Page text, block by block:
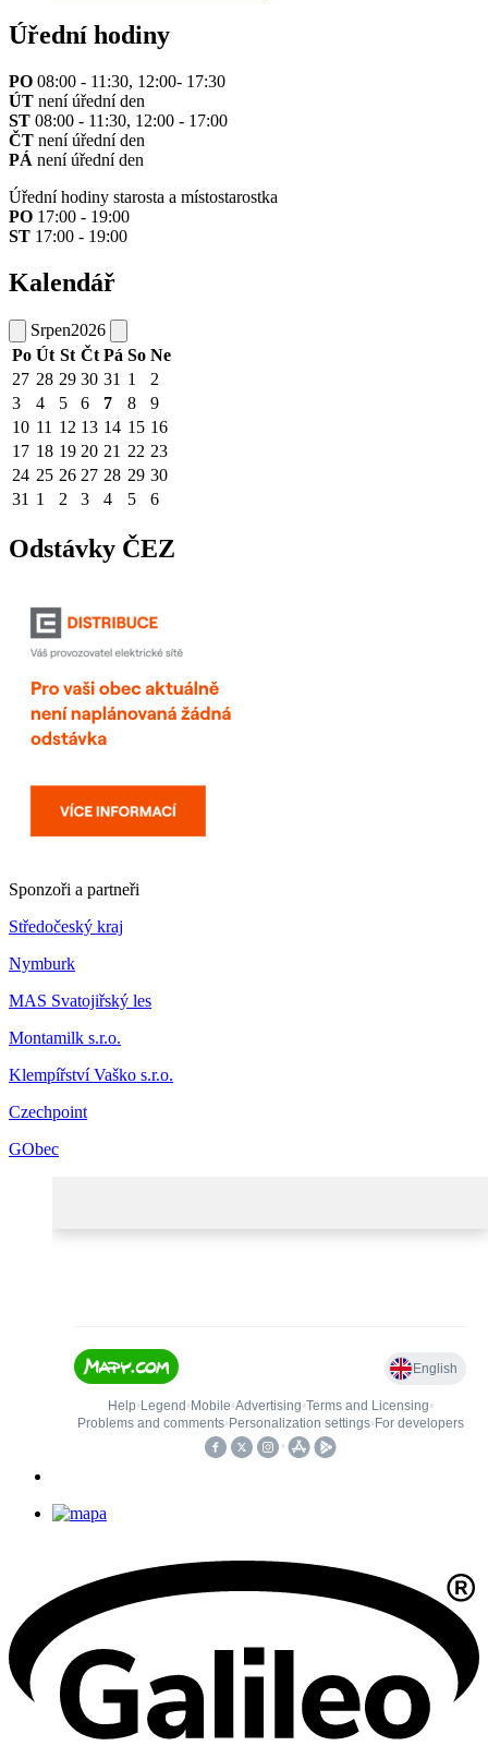
Úřední hodiny
PO 08:00 - 11:30, 12:00- 17:30
ÚT není úřední den
ST 08:00 - 11:30, 12:00 - 17:00
ČT není úřední den
PÁ není úřední den
Úřední hodiny starosta a místostarostka
PO 17:00 - 19:00
ST 17:00 - 19:00
Kalendář
Srpen2026
Po Út St Čt Pá So Ne
27 28 29 30 31 1
2
3
4 5 6 7 8
9
10 11 12 13 14 15 16
17 18 19 20 21 22 23
24 25 26 27 28 29 30
31 1 2 3 4 5 6
Odstávky ČEZ
Sponzoři a partneři
Středočeský kraj
Nymburk
MAS Svatojiřský les
Montamilk s.r.o.
Klempířství Vaško s.r.o.
Czechpoint
GObec